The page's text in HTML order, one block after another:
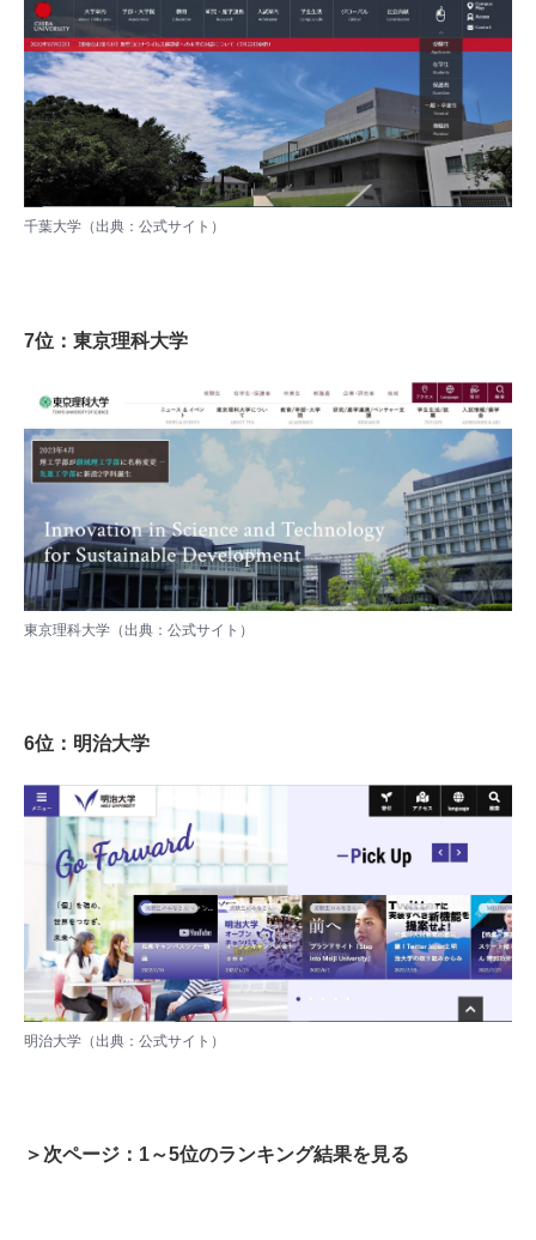
千葉大学（出典： 公式サイト ）
7位：東京理科大学
東京理科大学（出典： 公式サイト ）
6位：明治大学
明治大学（出典： 公式サイト ）
＞次ページ：1～5位のランキング結果を見る